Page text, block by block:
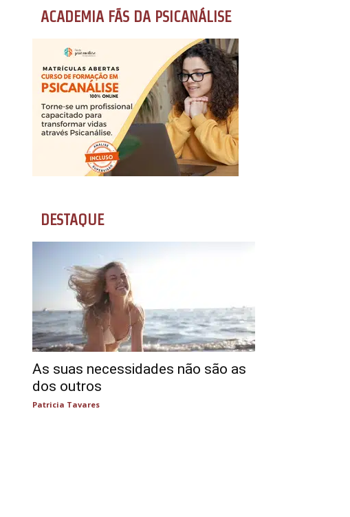
ACADEMIA FÃS DA PSICANÁLISE
DESTAQUE
As suas necessidades não são as
dos outros
Patricia Tavares